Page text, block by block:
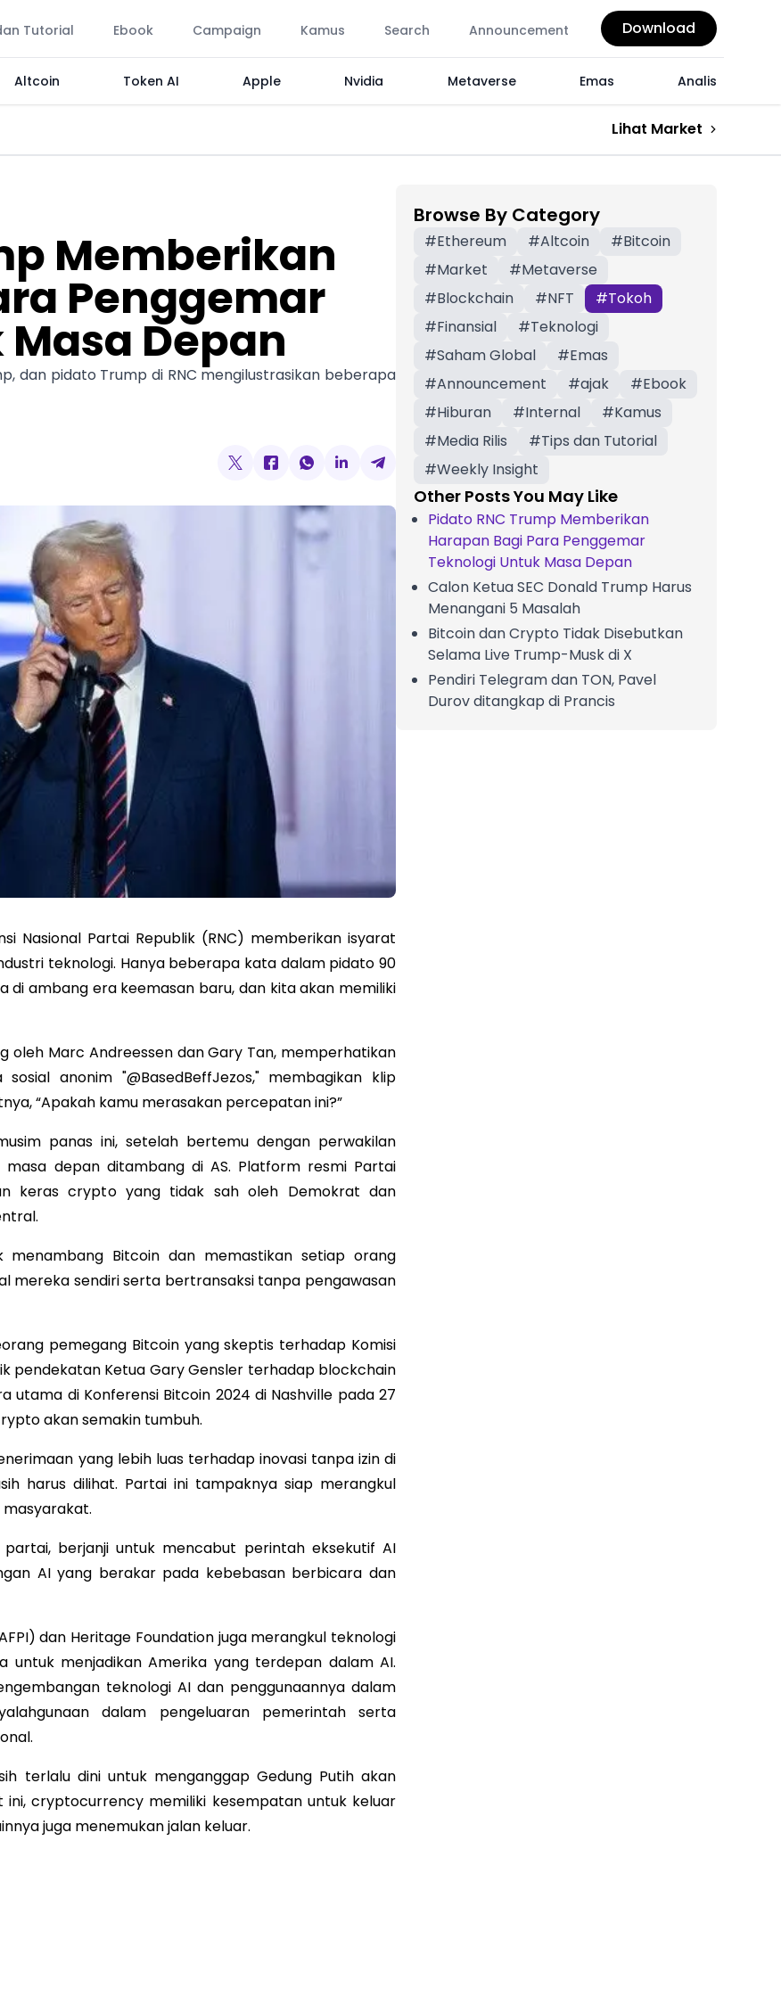
Tutorial Ebook Campaign Kamus Search Announcement Download
Altcoin Token AI Apple Nvidia Metaverse Emas Analis
Lihat Market
Memberikan
Penggemar
Depan
dan pidato Trump di RNC mengilustrasikan beberapa
Nasional Partai Republik (RNC) memberikan isyarat
teknologi. Hanya beberapa kata dalam pidato 90
ambang era keemasan baru, dan kita akan memiliki
oleh Marc Andreessen dan Gary Tan, memperhatikan
anonim "@BasedBeffJezos," membagikan klip
“Apakah kamu merasakan percepatan ini?”
panas ini, setelah bertemu dengan perwakilan
depan ditambang di AS. Platform resmi Partai
keras crypto yang tidak sah oleh Demokrat dan
Bitcoin dan memastikan setiap orang
mereka sendiri serta bertransaksi tanpa pengawasan
pemegang Bitcoin yang skeptis terhadap Komisi
pendekatan Ketua Gary Gensler terhadap blockchain
di Konferensi Bitcoin 2024 di Nashville pada 27
akan semakin tumbuh.
yang lebih luas terhadap inovasi tanpa izin di
harus dilihat. Partai ini tampaknya siap merangkul
berjanji untuk mencabut perintah eksekutif AI
AI yang berakar pada kebebasan berbicara dan
dan Heritage Foundation juga merangkul teknologi
untuk menjadikan Amerika yang terdepan dalam AI.
teknologi AI dan penggunaannya dalam
dalam pengeluaran pemerintah serta
terlalu dini untuk menganggap Gedung Putih akan
ini, cryptocurrency memiliki kesempatan untuk keluar
juga menemukan jalan keluar.
Browse By Category
#Ethereum #Altcoin #Bitcoin
#Market #Metaverse
#Blockchain #NFT #Tokoh
#Finansial #Teknologi
#Saham Global #Emas
#Announcement #ajak #Ebook
#Hiburan #Internal #Kamus
#Media Rilis #Tips dan Tutorial
#Weekly Insight
Other Posts You May Like
Pidato RNC Trump Memberikan
Harapan Bagi Para Penggemar
Teknologi Untuk Masa Depan
Calon Ketua SEC Donald Trump Harus
Menangani 5 Masalah
Bitcoin dan Crypto Tidak Disebutkan
Selama Live Trump-Musk di X
Pendiri Telegram dan TON, Pavel
Durov ditangkap di Prancis